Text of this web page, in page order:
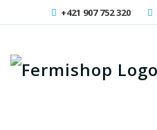
+421 907 752 320